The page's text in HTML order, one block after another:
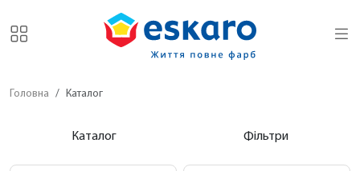
Головна Каталог
Каталог Фільтри